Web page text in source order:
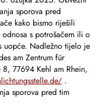
sporova pred
kako bismo riješili
s potrošačem ili o
uopće. Nadležno tijelo je
am Zentrum für
77694 Kehl am Rhein,
.
sporova pred tim